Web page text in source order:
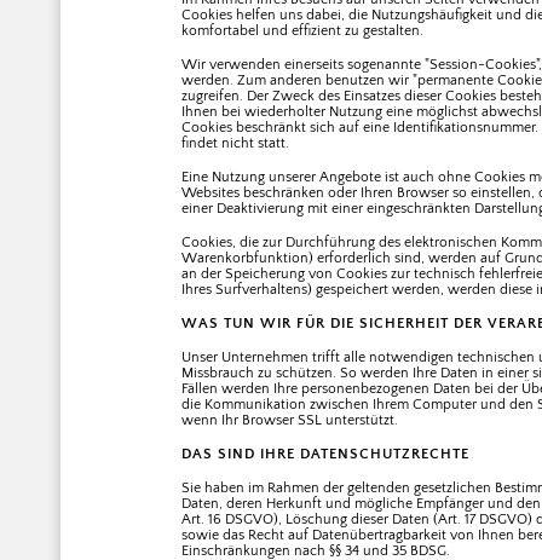
Cookies helfen uns dabei, die Nutzungshäufigkeit und
komfortabel und effizient zu gestalten.
Wir verwenden einerseits sogenannte "Session-
werden. Zum anderen benutzen wir "permanente
zugreifen. Der Zweck des Einsatzes dieser Cookies
Ihnen bei wiederholter Nutzung eine möglichst
Cookies beschränkt sich auf eine
findet nicht statt.
Eine Nutzung unserer Angebote ist auch ohne Cookies
Websites beschränken oder Ihren Browser so
einer Deaktivierung mit einer eingeschränkten
Cookies, die zur Durchführung des elektronischen
Warenkorbfunktion) erforderlich sind, werden auf
an der Speicherung von Cookies zur technisch
Ihres Surfverhaltens) gespeichert werden, werden
WAS TUN WIR FÜR DIE SICHERHEIT DER
Unser Unternehmen trifft alle notwendigen technischen
Missbrauch zu schützen. So werden Ihre Daten in
Fällen werden Ihre personenbezogenen Daten bei der
die Kommunikation zwischen Ihrem Computer und den
wenn Ihr Browser SSL unterstützt.
DAS SIND IHRE DATENSCHUTZRECHTE
Sie haben im Rahmen der geltenden gesetzlichen
Daten, deren Herkunft und mögliche Empfänger und
Art. 16 DSGVO), Löschung dieser Daten (Art. 17
sowie das Recht auf Datenübertragbarkeit von Ihnen
Einschränkungen nach §§ 34 und 35 BDSG.